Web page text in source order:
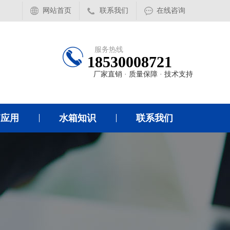
网站首页 联系我们 在线咨询
服务热线
18530008721
厂家直销 · 质量保障 · 技术支持
用 水箱知识 联系我们